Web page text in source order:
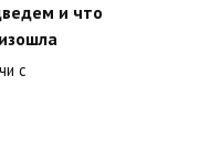
и что
с